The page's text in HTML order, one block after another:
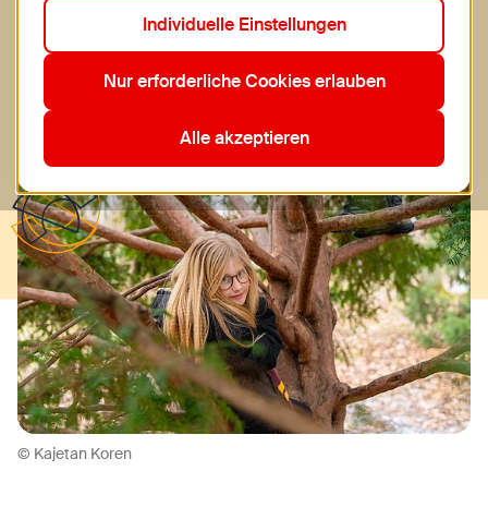
2. Dezember 2025 WIENXTRA Kinderinfo
© Kajetan Koren
Individuelle Einstellungen
Nur erforderliche Cookies erlauben
Alle akzeptieren